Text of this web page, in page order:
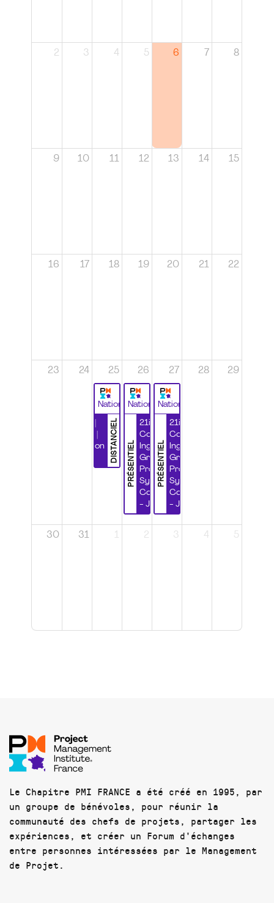
2 3 4 5 6 7 8
9 10 11 12 13 14 15
16 17 18 19 20 21 22
23 24 25
National
DISTANCIEL
Certification
26
National
PRÉSENTIEL
21ième
Congrès
Ingénierie
Grands
Projets et
Systèmes
Complexes
- Jour 1
27
National
PRÉSENTIEL
21ième
Congrès
Ingénierie
Grands
Projets et
Systèmes
Complexes
- Jour 2
28 29
30 31 1 2 3 4 5
Le Chapitre PMI FRANCE a été créé en 1995, par
un groupe de bénévoles, pour réunir la
communauté des chefs de projets, partager les
expériences, et créer un Forum d'échanges
entre personnes intéressées par le Management
de Projet.